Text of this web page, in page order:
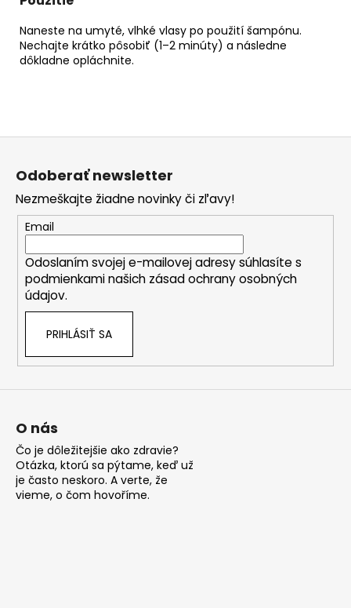
Naneste na umyté, vlhké vlasy po použití šampónu.
Nechajte krátko pôsobiť (1–2 minúty) a následne
dôkladne opláchnite.
Odoberať newsletter
Nezmeškajte žiadne novinky či zľavy!
Email
Odoslaním svojej e-mailovej adresy súhlasíte s
podmienkami našich zásad ochrany osobných
údajov.
PRIHLÁSIŤ SA
O nás
Čo je dôležitejšie ako zdravie?
Otázka, ktorú sa pýtame, keď už
je často neskoro. A verte, že
vieme, o čom hovoříme.